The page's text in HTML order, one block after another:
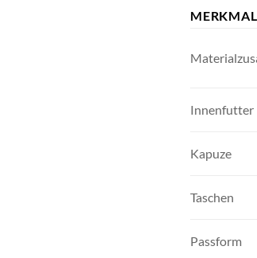
MERKMAL
Innenfutter
Kapuze
Taschen
Passform